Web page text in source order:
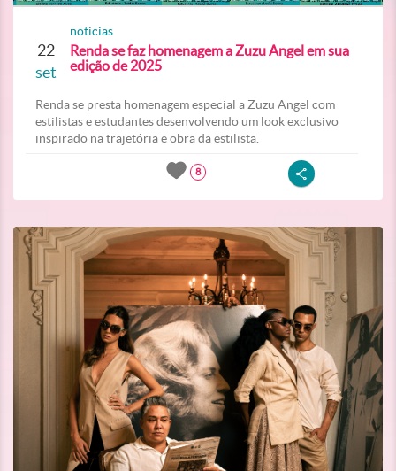
22
set
noticias
Renda se faz homenagem a Zuzu Angel em sua
edição de 2025
Renda se presta homenagem especial a Zuzu Angel com
estilistas e estudantes desenvolvendo um look exclusivo
inspirado na trajetória e obra da estilista.
8